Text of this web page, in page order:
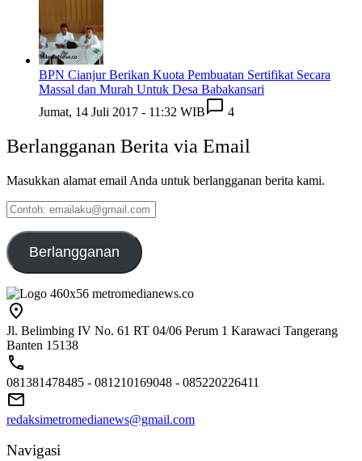
BPN Cianjur Berikan Kuota Pembuatan Sertifikat Secara
Massal dan Murah Untuk Desa Babakansari
Jumat, 14 Juli 2017 - 11:32 WIB
4
Berlangganan Berita via Email
Masukkan alamat email Anda untuk berlangganan berita kami.
Contoh:
emailaku@gmail.com
Berlangganan
Jl. Belimbing IV No. 61 RT 04/06 Perum 1 Karawaci Tangerang
Banten 15138
081381478485 - 081210169048 - 085220226411
redaksimetromedianews@gmail.com
Navigasi